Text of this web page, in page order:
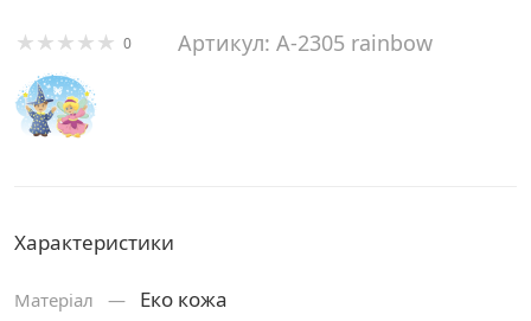
0 Артикул: A-2305 rainbow
Характеристики
Матерiал — Еко кожа